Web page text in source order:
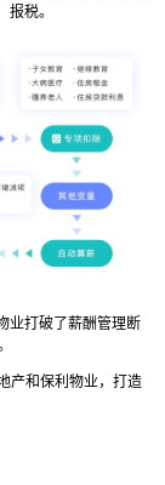
税。
业打破了薪酬管理断
产和保利物业，打造